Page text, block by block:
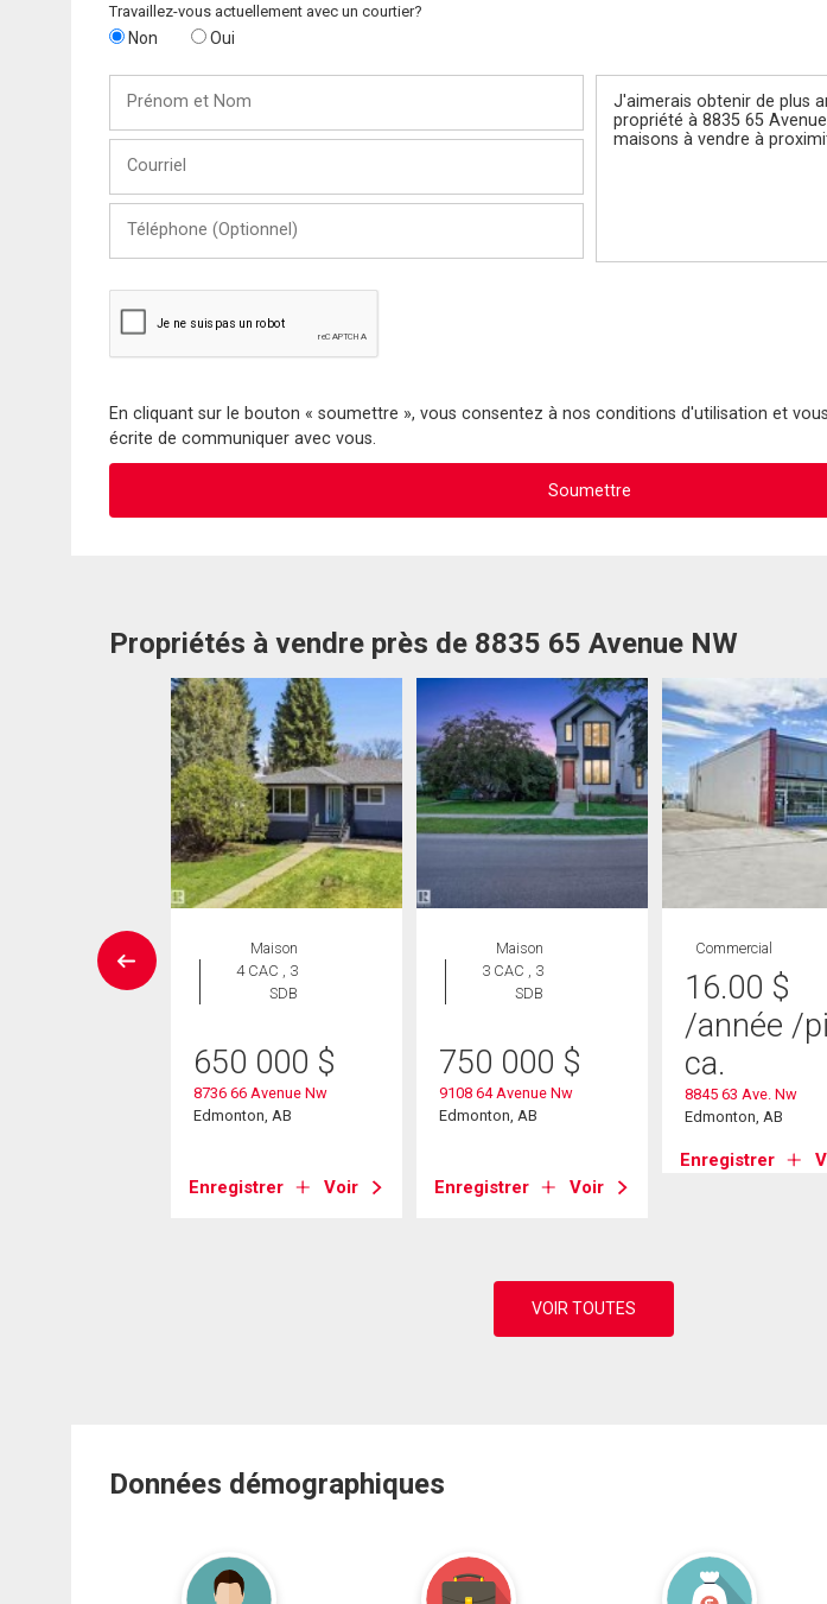
Travaillez-vous actuellement avec un courtier?
Non Oui
Nom
(Optionnel)
En cliquant sur le bouton « soumettre », vous consentez à nos conditions d'utilisation et
écrite de communiquer avec vous.
Propriétés à vendre près de 8835 65 Avenue NW
Maison
4 CAC , 3
SDB
650 000 $
8736 66 Avenue Nw
Edmonton, AB
Enregistrer Voir
Maison
3 CAC , 3
SDB
750 000 $
9108 64 Avenue Nw
Edmonton, AB
Enregistrer Voir
Commercial
16.00 $
/année /
ca.
8845 63 Ave. Nw
Edmonton, AB
Enregistrer
Données démographiques